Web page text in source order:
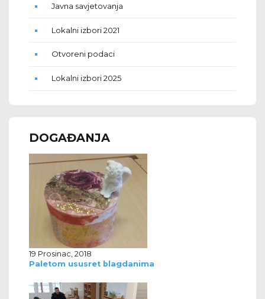
Javna savjetovanja
Lokalni izbori 2021
Otvoreni podaci
Lokalni izbori 2025
DOGAĐANJA
19 Prosinac, 2018
Paletom ususret blagdanima